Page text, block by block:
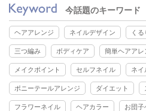
今話題のキーワード
ヘアアレンジ ネイルデザイン く
三つ編み ボディケア 簡単ヘアアレ
メイクポイント セルフネイル ネイ
ポニーテールアレンジ ダイエット
フラワーネイル ヘアカラー お団子